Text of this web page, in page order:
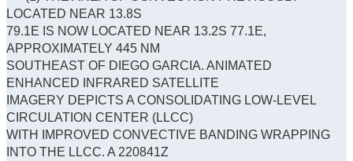
LOCATED NEAR 13.8S
79.1E IS NOW LOCATED NEAR 13.2S 77.1E,
APPROXIMATELY 445 NM
SOUTHEAST OF DIEGO GARCIA. ANIMATED
ENHANCED INFRARED SATELLITE
IMAGERY DEPICTS A CONSOLIDATING LOW-LEVEL
CIRCULATION CENTER (LLCC)
WITH IMPROVED CONVECTIVE BANDING WRAPPING
INTO THE LLCC. A 220841Z